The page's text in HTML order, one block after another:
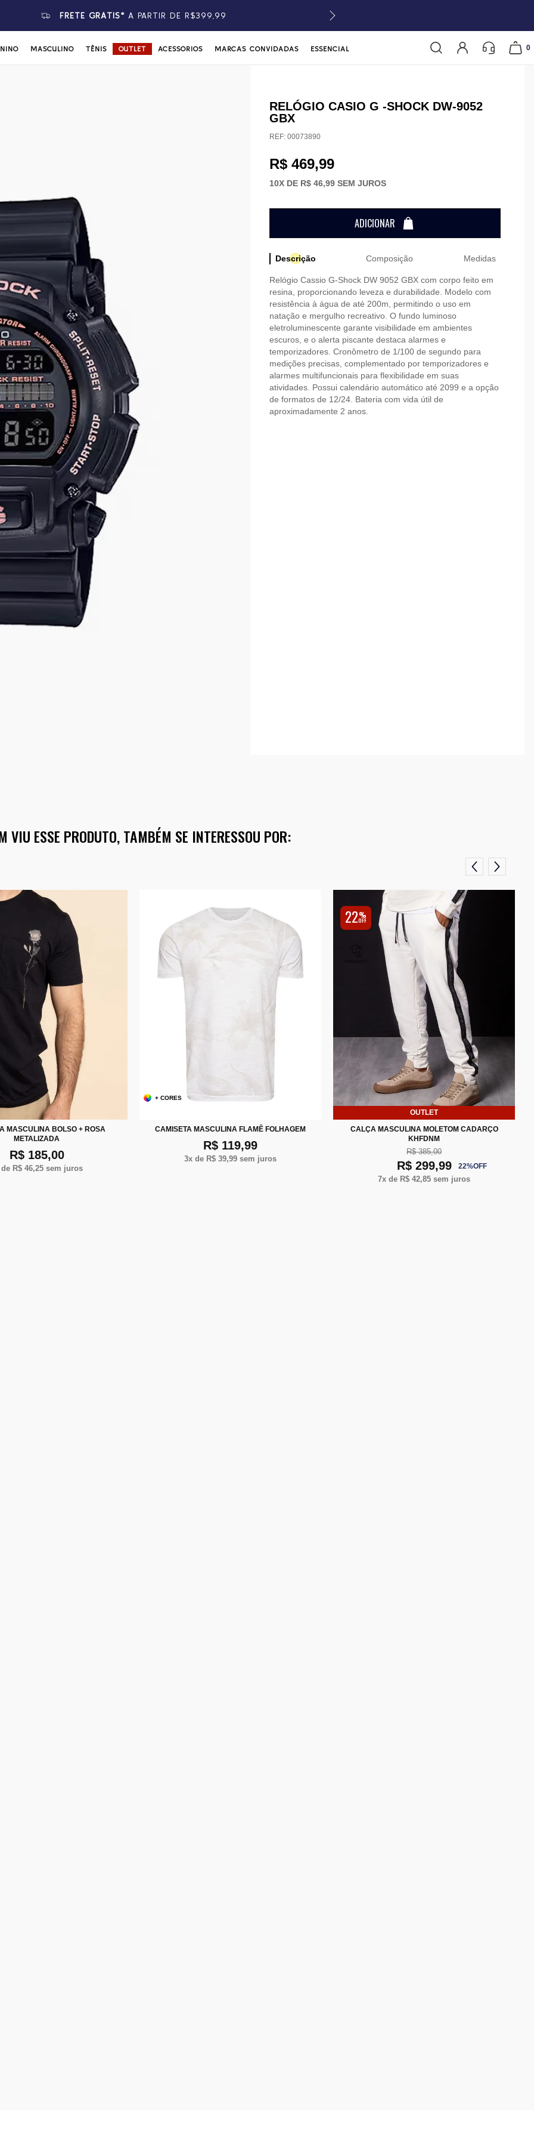
FRETE GRÁTIS* A PARTIR DE R$399,99
MASCULINO TÊNIS OUTLET ACESSÓRIOS MARCAS CONVIDADAS ESSENCIAL 0
RELÓGIO CASIO G -SHOCK DW-9052
GBX
REF: 00073890
R$ 469,99
10X DE R$ 46,99SEM JUROS
ADICIONAR
Descrição Composição Medidas
Relógio Cassio G-Shock DW 9052 GBX com corpo feito em
resina, proporcionando leveza e durabilidade. Modelo com
resistência à água de até 200m, permitindo o uso em
natação e mergulho recreativo. O fundo luminoso
eletroluminescente garante visibilidade em ambientes
escuros, e o alerta piscante destaca alarmes e
temporizadores. Cronômetro de 1/100 de segundo para
medições precisas, complementado por temporizadores e
alarmes multifuncionais para flexibilidade em suas
atividades. Possui calendário automático até 2099 e a opção
de formatos de 12/24. Bateria com vida útil de
aproximadamente 2 anos.
VIU ESSE PRODUTO, TAMBÉM SE INTERESSOU POR:
MASCULINA BOLSO + ROSA
METALIZADA
R$ 185,00
R$ 46,25 sem juros
XG XXG
+ CORES
CAMISETA MASCULINA FLAMÊ FOLHAGEM
R$ 119,99
3x de R$ 39,99 sem juros
P M G XG XXG
22%
OFF
OUTLET
CALÇA MASCULINA MOLETOM CADARÇO
KHFDNM
R$ 385,00
R$ 299,99 22%OFF
7x de R$ 42,85 sem juros